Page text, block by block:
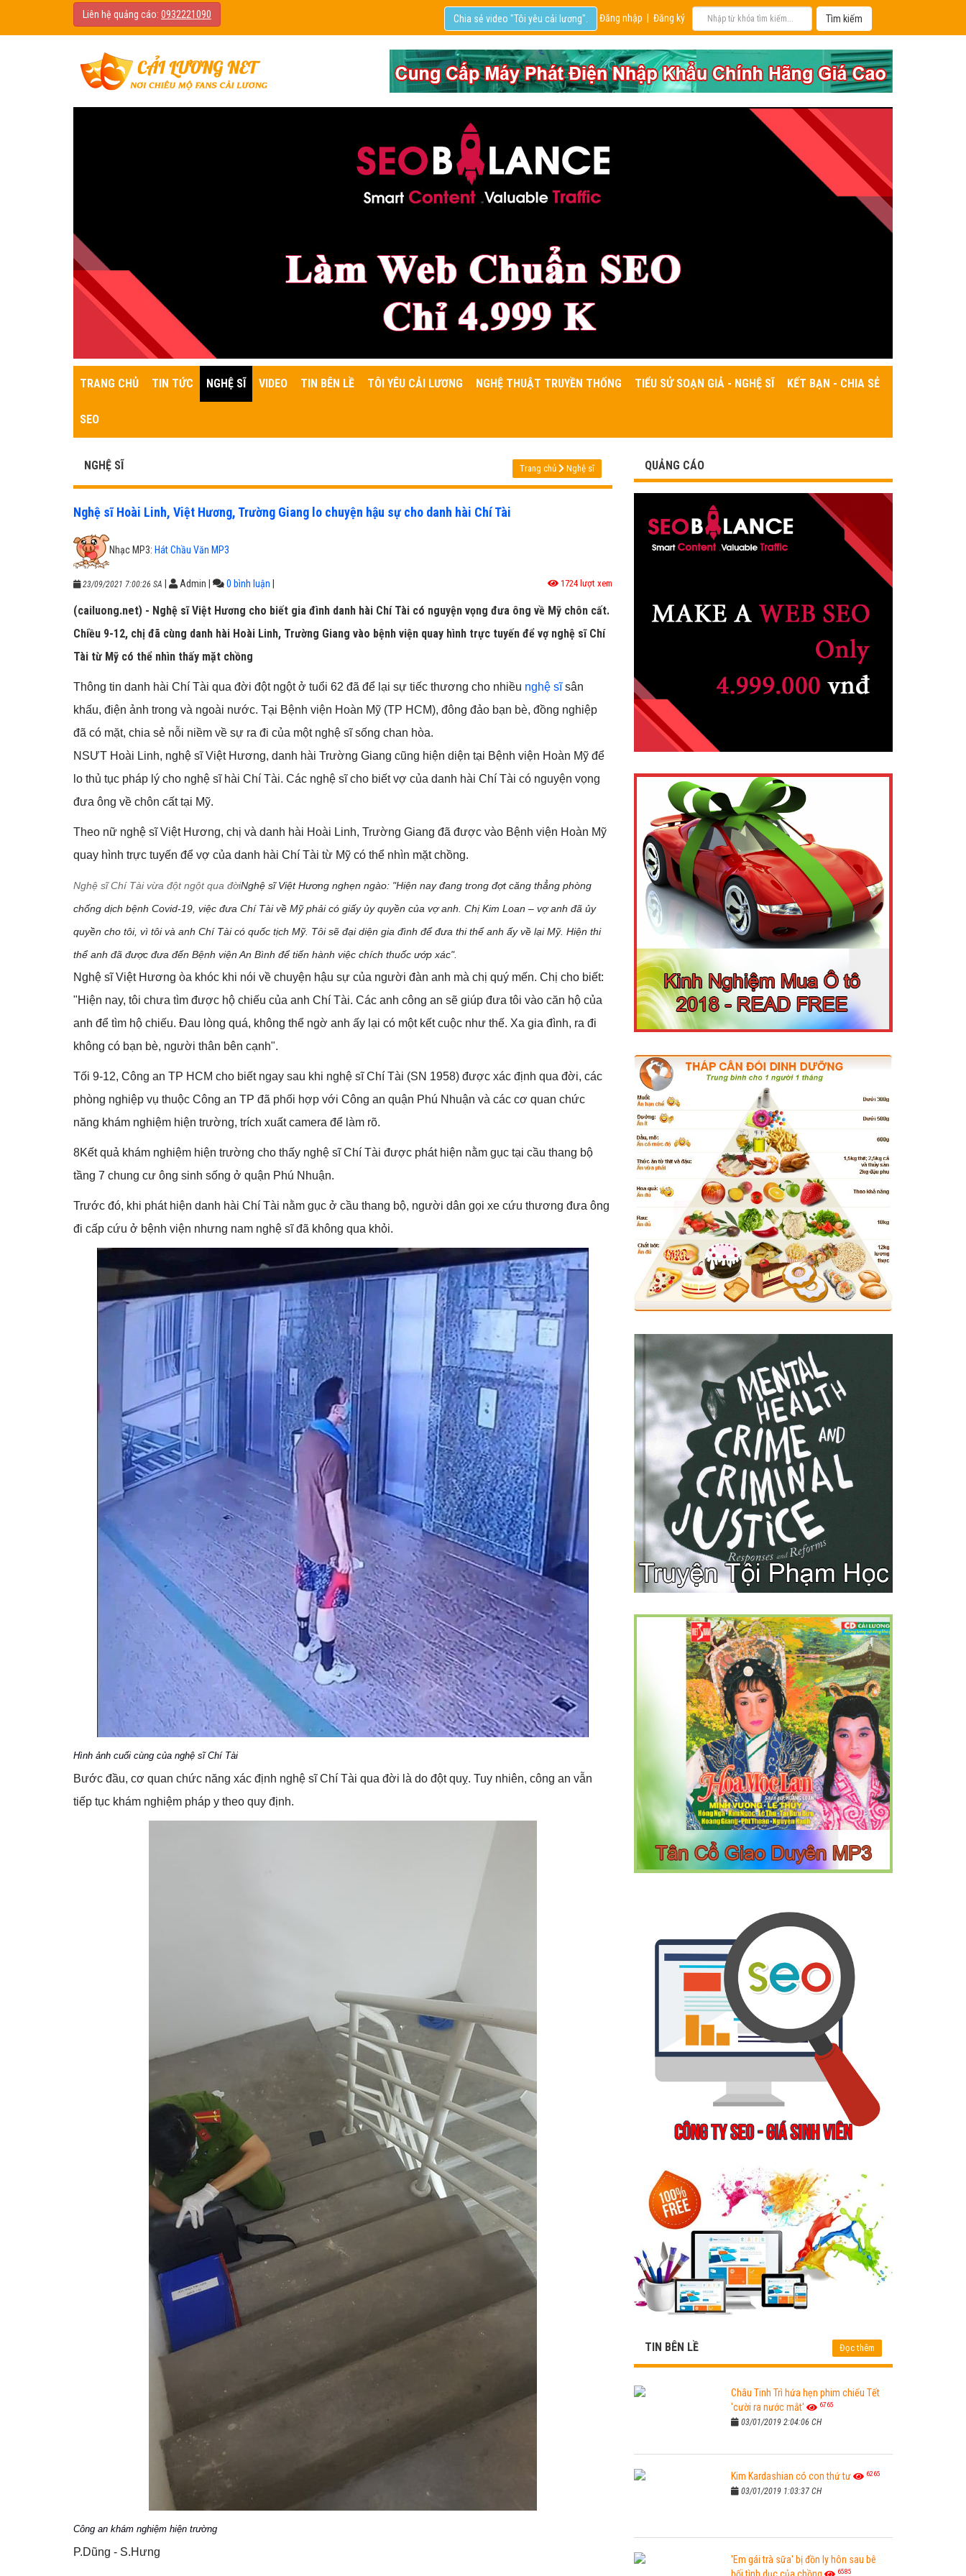
Liên hệ quảng cáo: 0932221090 Đăng nhập Đăng ký
Chia sẻ video "Tôi yêu cải lương".
TRANG CHỦ TIN TỨC NGHỆ SĨ VIDEO TIN BÊN LỀ TÔI YÊU CẢI LƯƠNG NGHỆ THUẬT TRUYỀN THỐNG TIỂU SỬ SOẠN GIẢ - NGHỆ SĨ KẾT BẠN - CHIA SẺ
SEO
NGHỆ SĨ Trang chủ Nghệ sĩ
Nghệ sĩ Hoài Linh, Việt Hương, Trường Giang lo chuyện hậu sự cho danh hài Chí Tài
Nhạc MP3: Hát Chầu Văn MP3
23/09/2021 7:00:26 SA Admin 0 bình luận 1724 lượt xem
(cailuong.net) - Nghệ sĩ Việt Hương cho biết gia đình danh hài Chí Tài có nguyện vọng đưa ông về Mỹ chôn cất.
Chiều 9-12, chị đã cùng danh hài Hoài Linh, Trường Giang vào bệnh viện quay hình trực tuyến để vợ nghệ sĩ Chí
Tài từ Mỹ có thể nhìn thấy mặt chồng
Thông tin danh hài Chí Tài qua đời đột ngột ở tuổi 62 đã để lại sự tiếc thương cho nhiều nghệ sĩsân
khấu, điện ảnh trong và ngoài nước. Tại Bệnh viện Hoàn Mỹ (TP HCM), đông đảo bạn bè, đồng nghiệp
đã có mặt, chia sẻ nỗi niềm về sự ra đi của một nghệ sĩ sống chan hòa.
NSƯT Hoài Linh, nghệ sĩ Việt Hương, danh hài Trường Giang cũng hiện diện tại Bệnh viện Hoàn Mỹ để
lo thủ tục pháp lý cho nghệ sĩ hài Chí Tài. Các nghệ sĩ cho biết vợ của danh hài Chí Tài có nguyện vọng
đưa ông về chôn cất tại Mỹ.
Theo nữ nghệ sĩ Việt Hương, chị và danh hài Hoài Linh, Trường Giang đã được vào Bệnh viện Hoàn Mỹ
quay hình trực tuyến để vợ của danh hài Chí Tài từ Mỹ có thể nhìn mặt chồng.
Nghệ sĩ Chí Tài vừa đột ngột qua đờiNghệ sĩ Việt Hương nghẹn ngào: "Hiện nay đang trong đợt căng thẳng phòng
chống dịch bệnh Covid-19, việc đưa Chí Tài về Mỹ phải có giấy ủy quyền của vợ anh. Chị Kim Loan – vợ anh đã ủy
quyền cho tôi, vì tôi và anh Chí Tài có quốc tịch Mỹ. Tôi sẽ đại diện gia đình để đưa thi thể anh ấy về lại Mỹ. Hiện thi
thể anh đã được đưa đến Bệnh viện An Bình để tiến hành việc chích thuốc ướp xác".
Nghệ sĩ Việt Hương òa khóc khi nói về chuyện hậu sự của người đàn anh mà chị quý mến. Chị cho biết:
"Hiện nay, tôi chưa tìm được hộ chiếu của anh Chí Tài. Các anh công an sẽ giúp đưa tôi vào căn hộ của
anh để tìm hộ chiếu. Đau lòng quá, không thể ngờ anh ấy lại có một kết cuộc như thế. Xa gia đình, ra đi
không có bạn bè, người thân bên cạnh".
Tối 9-12, Công an TP HCM cho biết ngay sau khi nghệ sĩ Chí Tài (SN 1958) được xác định qua đời, các
phòng nghiệp vụ thuộc Công an TP đã phối hợp với Công an quận Phú Nhuận và các cơ quan chức
năng khám nghiệm hiện trường, trích xuất camera để làm rõ.
8Kết quả khám nghiệm hiện trường cho thấy nghệ sĩ Chí Tài được phát hiện nằm gục tại cầu thang bộ
tầng 7 chung cư ông sinh sống ở quận Phú Nhuận.
Trước đó, khi phát hiện danh hài Chí Tài nằm gục ở cầu thang bộ, người dân gọi xe cứu thương đưa ông
đi cấp cứu ở bệnh viện nhưng nam nghệ sĩ đã không qua khỏi.
Hình ảnh cuối cùng của nghệ sĩ Chí Tài
Bước đầu, cơ quan chức năng xác định nghệ sĩ Chí Tài qua đời là do đột quỵ. Tuy nhiên, công an vẫn
tiếp tục khám nghiệm pháp y theo quy định.
Công an khám nghiệm hiện trường
P.Dũng - S.Hưng
QUẢNG CÁO
TIN BÊN LỀ Đọc thêm
Châu Tinh Trì hứa hẹn phim chiếu Tết
'cười ra nước mắt'
6765
03/01/2019 2:04:06 CH
Kim Kardashian có con thứ tư 6265
03/01/2019 1:03:37 CH
'Em gái trà sữa' bị đồn ly hôn sau bê
6585